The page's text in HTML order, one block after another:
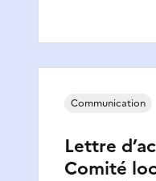
Lettre
Comité
Communication